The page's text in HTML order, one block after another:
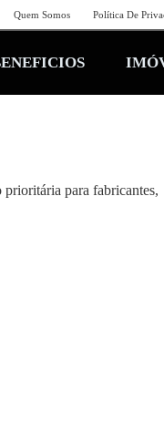
Quem Somos Política De
prioritária para fabricantes,